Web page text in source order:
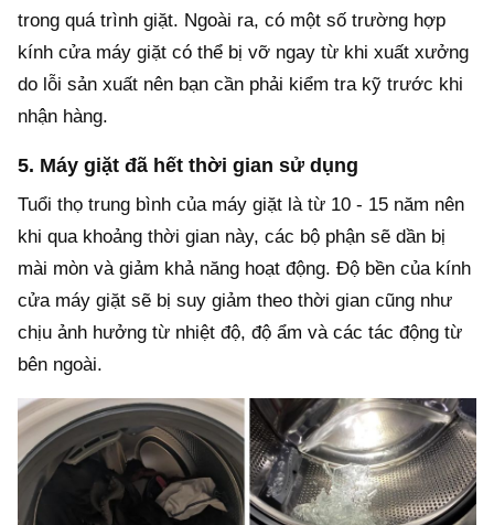
trong quá trình giặt. Ngoài ra, có một số trường hợp
kính cửa máy giặt có thể bị vỡ ngay từ khi xuất xưởng
do lỗi sản xuất nên bạn cần phải kiểm tra kỹ trước khi
nhận hàng.
5. Máy giặt đã hết thời gian sử dụng
Tuổi thọ trung bình của máy giặt là từ 10 - 15 năm nên
khi qua khoảng thời gian này, các bộ phận sẽ dần bị
mài mòn và giảm khả năng hoạt động. Độ bền của kính
cửa máy giặt sẽ bị suy giảm theo thời gian cũng như
chịu ảnh hưởng từ nhiệt độ, độ ẩm và các tác động từ
bên ngoài.